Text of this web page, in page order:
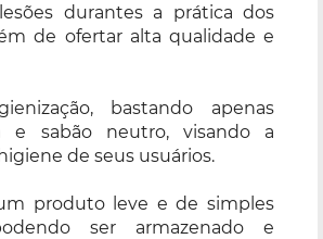
durantes a prática dos
de ofertar alta qualidade e
bastando apenas
e sabão neutro, visando a
de seus usuários.
produto leve e de simples
ser armazenado e